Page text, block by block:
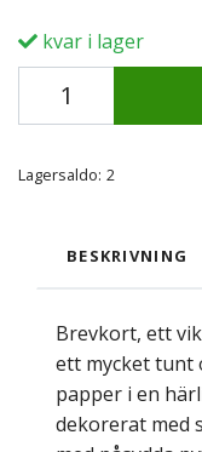
kvar i lager
Lagersaldo: 2
BESKRIVNING
Brevkort, ett
ett mycket tunt
papper i en
dekorerat med